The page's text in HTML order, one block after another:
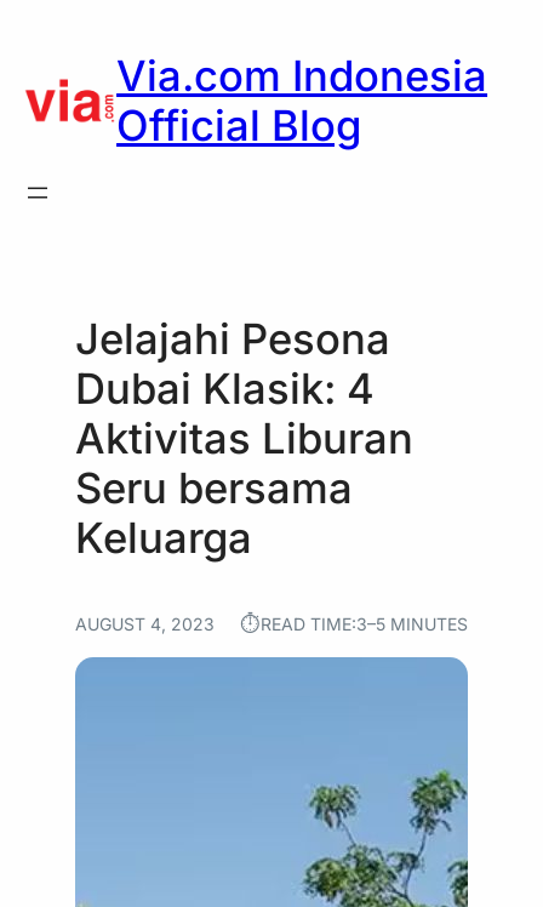
content
Via.com Indonesia
Official Blog
Jelajahi Pesona
Dubai Klasik: 4
Aktivitas Liburan
Seru bersama
Keluarga
AUGUST 4, 2023 ⏱︎READ TIME:3–5 MINUTES